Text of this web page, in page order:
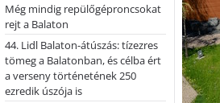
Még mindig repülőgéproncsokat
rejt a Balaton
44. Lidl Balaton-átúszás: tízezres
tömeg a Balatonban, és célba ért
a verseny történetének 250
ezredik úszója is